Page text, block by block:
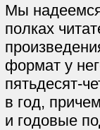
Мы
полках
формат у
пятьдесят-
в год,
и годовые